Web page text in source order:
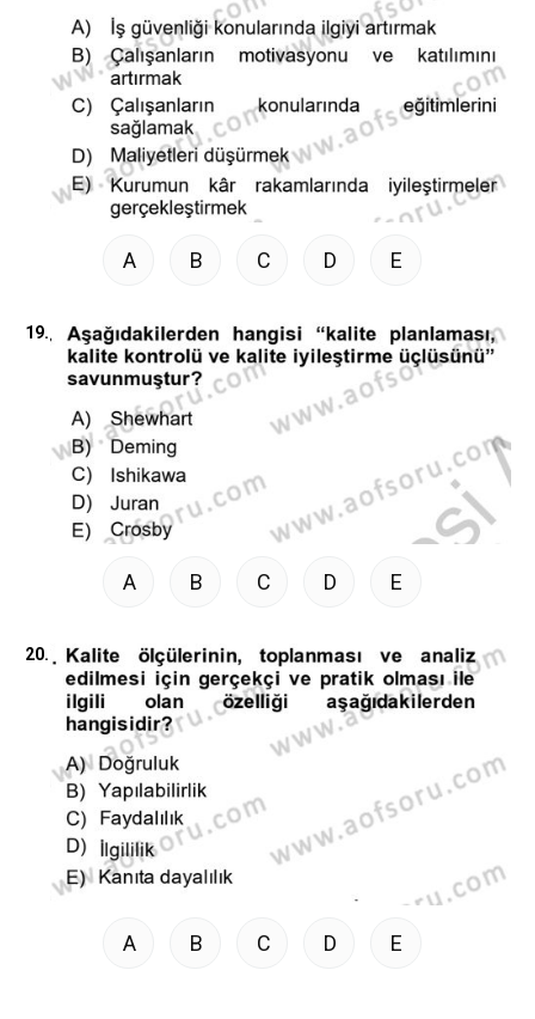
A B C D E
19.
A B C D E
20.
A B C D E